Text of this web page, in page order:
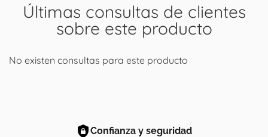
Últimas consultas de clientes
sobre este producto
No existen consultas para este producto
Confianza y seguridad